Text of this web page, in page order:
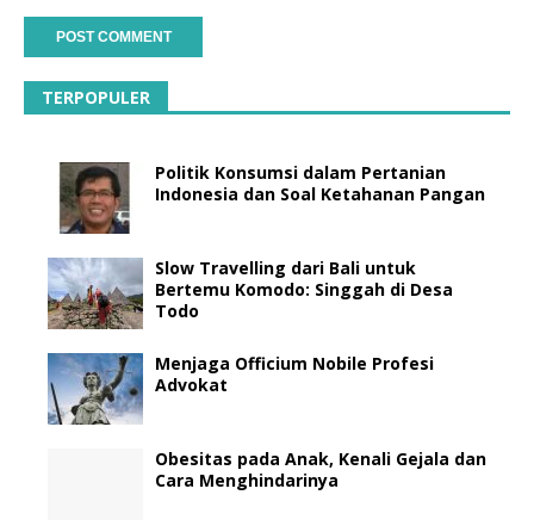
TERPOPULER
Politik Konsumsi dalam Pertanian
Indonesia dan Soal Ketahanan Pangan
Slow Travelling dari Bali untuk
Bertemu Komodo: Singgah di Desa
Todo
Menjaga Officium Nobile Profesi
Advokat
Obesitas pada Anak, Kenali Gejala dan
Cara Menghindarinya